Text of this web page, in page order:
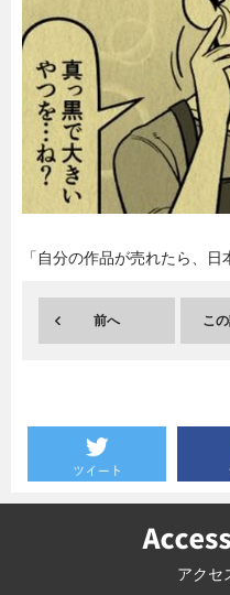
グルメ
暮らし
「自分の作品が売れたら、
前へ こ
アクセ